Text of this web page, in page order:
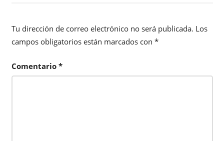
Tu dirección de correo electrónico no será publicada. Los
campos obligatorios están marcados con *
Comentario *